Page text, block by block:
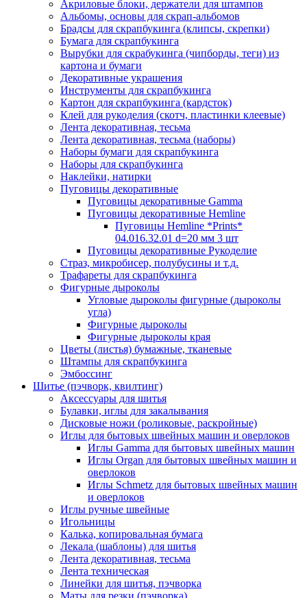
Акриловые блоки, держатели для штампов
Альбомы, основы для скрап-альбомов
Брадсы для скрапбукинга (клипсы, скрепки)
Бумага для скрапбукинга
Вырубки для скрабукинга (чипборды, теги) из
картона и бумаги
Декоративные украшения
Инструменты для скрапбукинга
Картон для скрапбукинга (кардсток)
Клей для рукоделия (скотч, пластинки клеевые)
Лента декоративная, тесьма
Лента декоративная, тесьма (наборы)
Наборы бумаги для скрапбукинга
Наборы для скрапбукинга
Наклейки, натирки
Пуговицы декоративные
Пуговицы декоративные Gamma
Пуговицы декоративные Hemline
Пуговицы Hemline *Prints*
04.016.32.01 d=20 мм 3 шт
Пуговицы декоративные Рукоделие
Страз, микробисер, полубусины и т.д.
Трафареты для скрапбукинга
Фигурные дыроколы
Угловые дыроколы фигурные (дыроколы
угла)
Фигурные дыроколы
Фигурные дыроколы края
Цветы (листья) бумажные, тканевые
Штампы для скрапбукинга
Эмбоссинг
Шитье (пэчворк, квилтинг)
Аксессуары для шитья
Булавки, иглы для закалывания
Дисковые ножи (роликовые, раскройные)
Иглы для бытовых швейных машин и оверлоков
Иглы Gamma для бытовых швейных машин
Иглы Organ для бытовых швейных машин и
оверлоков
Иглы Schmetz для бытовых швейных машин
и оверлоков
Иглы ручные швейные
Игольницы
Калька, копировальная бумага
Лекала (шаблоны) для шитья
Лента декоративная, тесьма
Лента техническая
Линейки для шитья, пэчворка
Маты для резки (пэчворка)